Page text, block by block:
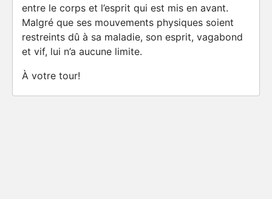
entre le corps et l’esprit qui est mis en avant.
Malgré que ses mouvements physiques soient
restreints dû à sa maladie, son esprit, vagabond
et vif, lui n’a aucune limite.
À votre tour!